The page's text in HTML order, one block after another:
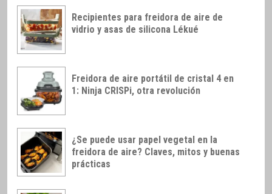
Recipientes para freidora de aire de
vidrio y asas de silicona Lékué
Freidora de aire portátil de cristal 4 en
1: Ninja CRISPi, otra revolución
¿Se puede usar papel vegetal en la
freidora de aire? Claves, mitos y buenas
prácticas